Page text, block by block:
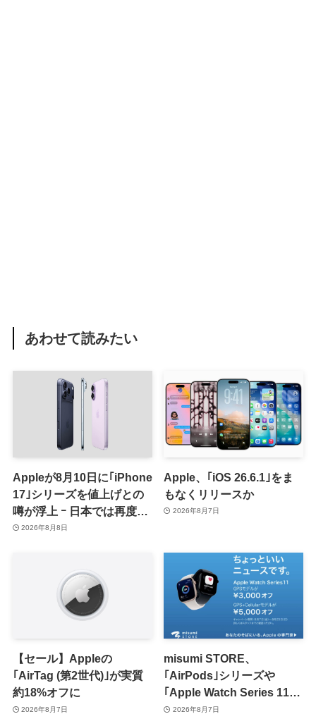
あわせて読みたい
Appleが8月10日に｢iPhone
17｣シリーズを値上げとの
噂が浮上 ｰ 日本では再度値
上げの可能性も?!
2026年8月8日
Apple、｢iOS 26.6.1｣をま
もなくリリースか
2026年8月7日
【セール】Appleの
｢AirTag (第2世代)｣が実質
約18%オフに
2026年8月7日
misumi STORE、
｢AirPods｣シリーズや
｢Apple Watch Series 11｣
のセールを開催中
2026年8月7日